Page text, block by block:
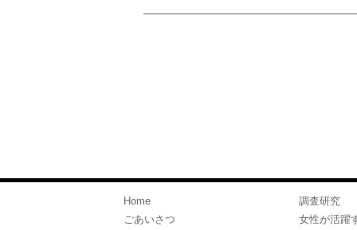
Home
ごあいさつ
調査研究
女性が活躍